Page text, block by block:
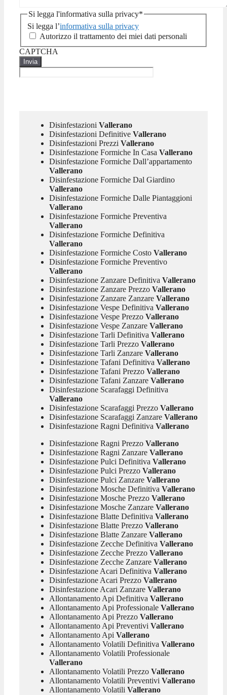
Si legga l'informativa sulla privacy*
Si legga l’informativa sulla privacy
Autorizzo il trattamento dei miei dati personali
CAPTCHA
Disinfestazioni Vallerano
Disinfestazioni DefinitiveVallerano
Disinfestazioni Prezzi Vallerano
Disinfestazione Formiche In Casa Vallerano
Disinfestazione Formiche Dall’appartamento
Vallerano
Disinfestazione Formiche Dal Giardino
Vallerano
Disinfestazione Formiche Dalle Piantaggioni
Vallerano
Disinfestazione Formiche Preventiva
Vallerano
Disinfestazione Formiche Definitiva
Vallerano
Disinfestazione Formiche CostoVallerano
Disinfestazione Formiche Preventivo
Vallerano
Disinfestazione Zanzare Definitiva Vallerano
Disinfestazione Zanzare PrezzoVallerano
Disinfestazione Zanzare ZanzareVallerano
Disinfestazione Vespe Definitiva Vallerano
Disinfestazione Vespe PrezzoVallerano
Disinfestazione Vespe ZanzareVallerano
Disinfestazione Tarli Definitiva Vallerano
Disinfestazione Tarli PrezzoVallerano
Disinfestazione Tarli ZanzareVallerano
Disinfestazione Tafani Definitiva Vallerano
Disinfestazione Tafani PrezzoVallerano
Disinfestazione Tafani ZanzareVallerano
Disinfestazione Scarafaggi Definitiva
Vallerano
Disinfestazione Scarafaggi PrezzoVallerano
Disinfestazione Scarafaggi ZanzareVallerano
Disinfestazione Ragni Definitiva Vallerano
Disinfestazione Ragni PrezzoVallerano
Disinfestazione Ragni ZanzareVallerano
Disinfestazione Pulci Definitiva Vallerano
Disinfestazione Pulci PrezzoVallerano
Disinfestazione Pulci ZanzareVallerano
Disinfestazione Mosche Definitiva Vallerano
Disinfestazione Mosche PrezzoVallerano
Disinfestazione Mosche ZanzareVallerano
Disinfestazione Blatte Definitiva Vallerano
Disinfestazione Blatte PrezzoVallerano
Disinfestazione Blatte ZanzareVallerano
Disinfestazione Zecche Definitiva Vallerano
Disinfestazione Zecche PrezzoVallerano
Disinfestazione Zecche ZanzareVallerano
Disinfestazione Acari Definitiva Vallerano
Disinfestazione Acari PrezzoVallerano
Disinfestazione Acari ZanzareVallerano
Allontanamento Api Definitiva Vallerano
Allontanamento Api ProfessionaleVallerano
Allontanamento Api PrezzoVallerano
Allontanamento Api Preventivi Vallerano
Allontanamento Api Vallerano
Allontanamento Volatili Definitiva Vallerano
Allontanamento Volatili Professionale
Vallerano
Allontanamento Volatili PrezzoVallerano
Allontanamento Volatili Preventivi Vallerano
Allontanamento Volatili Vallerano